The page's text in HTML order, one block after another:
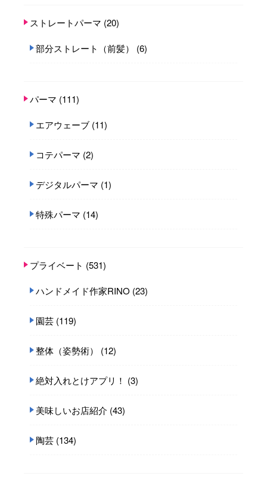
ストレートパーマ (20)
部分ストレート（前髪） (6)
パーマ (111)
エアウェーブ (11)
コテパーマ (2)
デジタルパーマ (1)
特殊パーマ (14)
プライベート (531)
ハンドメイド作家RINO (23)
園芸 (119)
整体（姿勢術） (12)
絶対入れとけアプリ！ (3)
美味しいお店紹介 (43)
陶芸 (134)